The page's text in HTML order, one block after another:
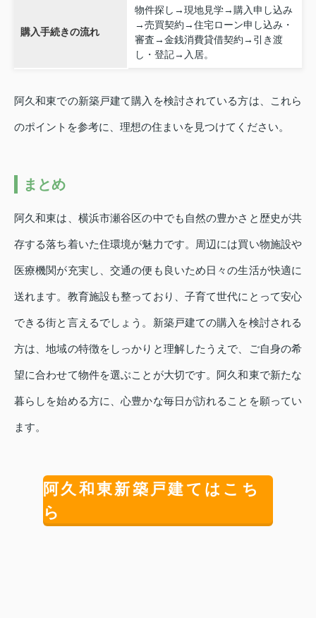
購入手続きの流れ
物件探し→現地見学→購入申し込み
→売買契約→住宅ローン申し込み・
審査→金銭消費貸借契約→引き渡
し・登記→入居。
阿久和東での新築戸建て購入を検討されている方は、これら
のポイントを参考に、理想の住まいを見つけてください。
まとめ
阿久和東は、横浜市瀬谷区の中でも自然の豊かさと歴史が共
存する落ち着いた住環境が魅力です。周辺には買い物施設や
医療機関が充実し、交通の便も良いため日々の生活が快適に
送れます。教育施設も整っており、子育て世代にとって安心
できる街と言えるでしょう。新築戸建ての購入を検討される
方は、地域の特徴をしっかりと理解したうえで、ご自身の希
望に合わせて物件を選ぶことが大切です。阿久和東で新たな
暮らしを始める方に、心豊かな毎日が訪れることを願ってい
ます。
阿久和東新築戸建てはこち
ら